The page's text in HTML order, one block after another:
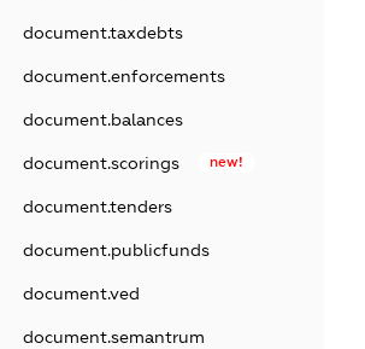
document.taxdebts
document.enforcements
document.balances
document.scorings new!
document.tenders
document.publicfunds
document.ved
document.semantrum